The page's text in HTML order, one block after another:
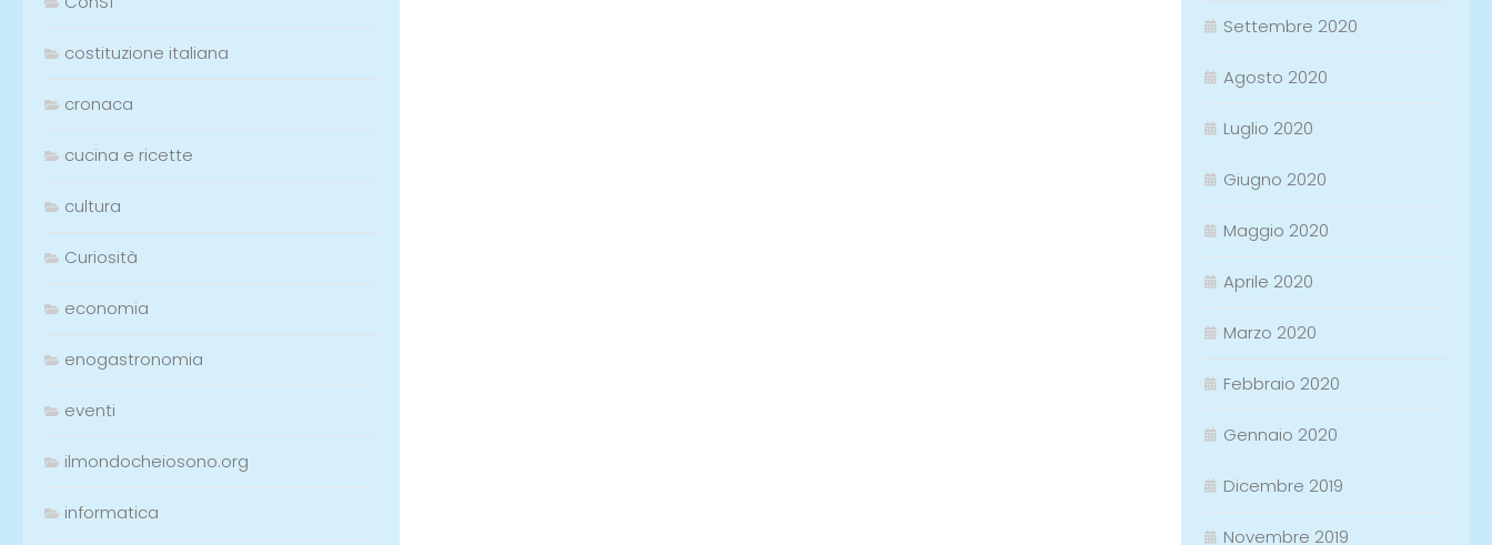
costituzione italiana
cronaca
cucina e ricette
cultura
Curiosità
economia
enogastronomia
eventi
ilmondocheiosono.org
informatica
Settembre 2020
Agosto 2020
Luglio 2020
Giugno 2020
Maggio 2020
Aprile 2020
Marzo 2020
Febbraio 2020
Gennaio 2020
Dicembre 2019
Novembre 2019